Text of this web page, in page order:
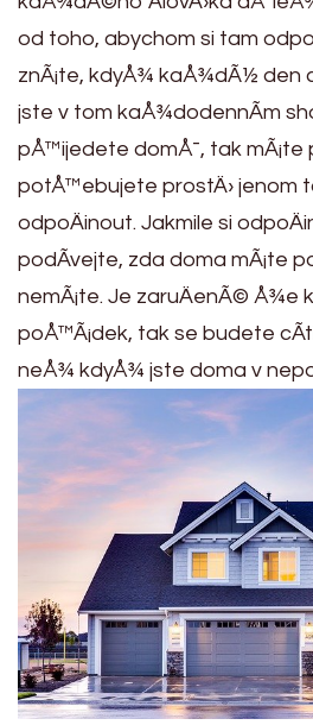
od toho, abychom si tam
znÃ¡te, kdyÅ¾ kaÅ¾dÃ½ den
jste v tom kaÅ¾dodennÃ­m
pÅ™ijedete domÅ¯, tak mÃ¡te
potÅ™ebujete prostÄ› jenom
odpoÄinout. Jakmile si
podÃ­vejte, zda doma mÃ¡te
nemÃ¡te. Je zaruÄenÃ© Å¾e
poÅ™Ã¡dek, tak se budete
neÅ¾ kdyÅ¾ jste doma v